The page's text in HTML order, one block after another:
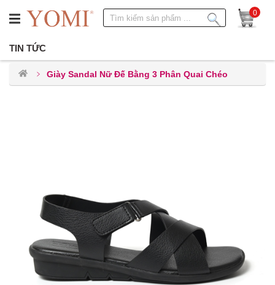
0
TIN TỨC
Giày Sandal Nữ Đế Bằng 3 Phân Quai Chéo